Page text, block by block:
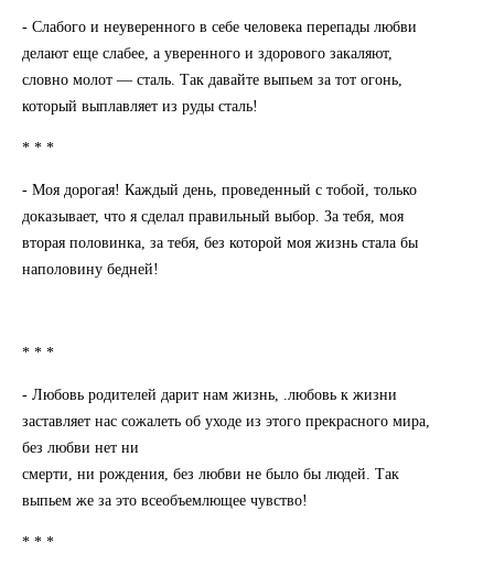
- Слабого и неуверенного в себе человека перепады любви
делают еще слабее, а уверенного и здорового закаляют,
словно молот — сталь. Так давайте выпьем за тот огонь,
который выплавляет из руды сталь!
* * *
- Моя дорогая! Каждый день, проведенный с тобой, только
доказывает, что я сделал правильный выбор. За тебя, моя
вторая половинка, за тебя, без которой моя жизнь стала бы
наполовину бедней!
* * *
- Любовь родителей дарит нам жизнь, .любовь к жизни
заставляет нас сожалеть об уходе из этого прекрасного мира,
без любви нет ни
смерти, ни рождения, без любви не было бы людей. Так
выпьем же за это всеобъемлющее чувство!
* * *